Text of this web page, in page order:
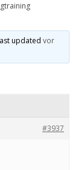
updatedvor
#3937